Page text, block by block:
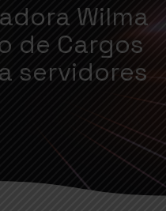
Wilma
de Cargos
servidores